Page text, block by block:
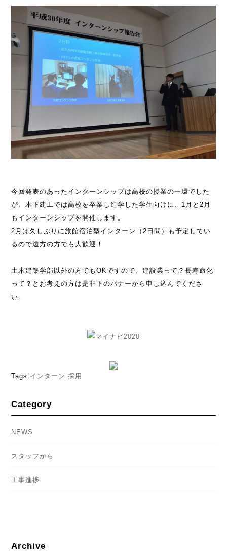
今回発表のあったインターンシップは高校の授業の一環でした
が、木下建工では高校を卒業し進学した学生向けに、1月と2月
もインターンシップを開催します。
2月は久しぶりに旅館宿泊型インターン（2日間）も予定してい
るので遠方の方でも大歓迎！
土木建築学部以外の方でもOKですので、建設業って？長寿命化
って？とお考えの方は是非下のバナーから申し込んでくださ
い。
Tags: インターン 採用
Category
NEWS
スタッフから
工事進捗
Archive